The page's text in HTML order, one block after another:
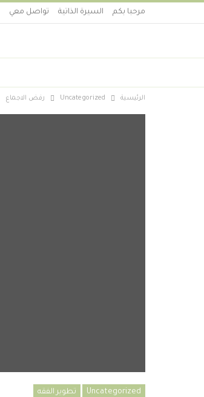
مرحبا بكم السيرة الذاتية تواصل معي
الرئيسية Uncategorized رفض الاجماع
Uncategorized تطوير الفقه